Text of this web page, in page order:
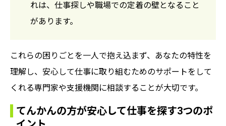
れは、仕事探しや職場での定着の壁となること
があります。
これらの困りごとを一人で抱え込まず、あなたの特性を
理解し、安心して仕事に取り組むためのサポートをして
くれる専門家や支援機関に相談することが大切です。
てんかんの方が安心して仕事を探す3つのポ